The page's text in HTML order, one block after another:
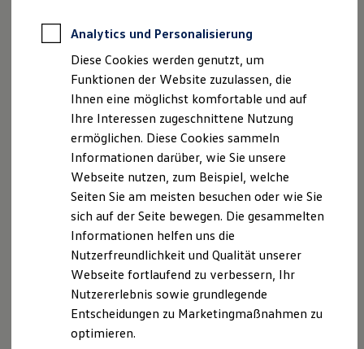
ProfiPartner für Gebrauchtwagen
Finanzierung
Für Privatkunden
Für Gewerbekunden
Leasing
Für Privatkunden
Für Gewerbekunden
Versicherungen & Garantien
Garantien
Kfz-Versicherung für Nutzfahrzeuge
Restschuldversicherung
Wartungsverträge
Besitzer & Service
Reparatur & Service
Sommer-Special
Reparatur, Pflege & Inspektion
Servicetermin anfragen
Service-Vorteile bei Volkswagen Nutzfahrzeuge
ServicePlus
Economy Service
Räder & Reifen Service
Autohaus Timpe GmbH, Bielefelder Straße 10
D-49186 Bad Iburg
info@autohaus-timpe.de
Tel.: +49 (0)5403 72490-0
Fax.: +49 (0)5403 72490-19
(Handelsregister Amtsgericht Osnabrück: HR B
110667)
vertretungsberechtigter Geschäftsführer: Thomas
Umsatzsteuer-Identifikationsnummer nach § 27a
Analytics und Personalisierung
Diese Cookies werden genutzt, um
Funktionen der Website zuzulassen, die
Ihnen eine möglichst komfortable und auf
Ihre Interessen zugeschnittene Nutzung
ermöglichen. Diese Cookies sammeln
Informationen darüber, wie Sie unsere
Webseite nutzen, zum Beispiel, welche
Seiten Sie am meisten besuchen oder wie Sie
sich auf der Seite bewegen. Die gesammelten
Informationen helfen uns die
Nutzerfreundlichkeit und Qualität unserer
Webseite fortlaufend zu verbessern, Ihr
Nutzererlebnis sowie grundlegende
Entscheidungen zu Marketingmaßnahmen zu
optimieren.